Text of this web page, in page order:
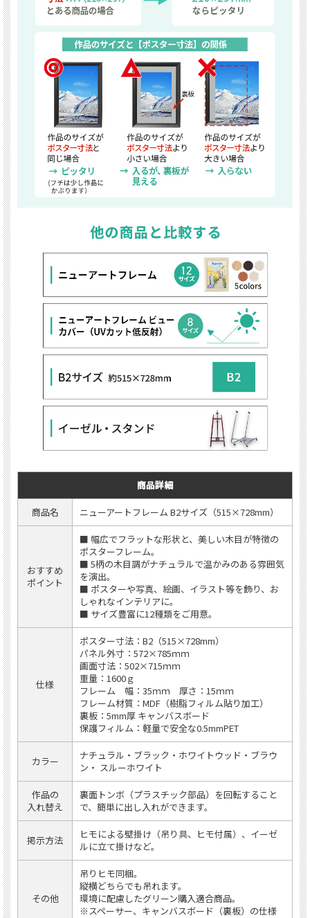
商品詳細
商品名 ニューアートフレーム B2サイズ（515×728mm）
おすすめ
ポイント
■ 幅広でフラットな形状と、美しい木目が特徴の
ポスターフレーム。
■ 5柄の木目調がナチュラルで温かみのある雰囲気
を演出。
■ ポスターや写真、絵画、イラスト等を飾り、お
しゃれなインテリアに。
■ サイズ豊富に12種類をご用意。
仕様
ポスター寸法：B2（515×728mm）
パネル外寸：572×785ｍｍ
画面寸法：502×715ｍｍ
重量：1600ｇ
フレーム 幅：35ｍｍ 厚さ：15ｍｍ
フレーム材質：MDF（樹脂フィルム貼り加工）
裏板：5mm厚 キャンバスボード
保護フィルム：軽量で安全な0.5mmPET
カラー
ナチュラル・ブラック・ホワイトウッド・ブラウ
ン・ スルーホワイト
作品の
入れ替え
裏面トンボ（プラスチック部品）を回転すること
で、簡単に出し入れができます。
掲示方法
ヒモによる壁掛け（吊り具、ヒモ付属）、イーゼ
ルに立て掛けなど。
その他
吊りヒモ同梱。
縦横どちらでも吊れます。
環境に配慮したグリーン購入適合商品。
※スペーサー、キャンバスボード（裏板）の仕様